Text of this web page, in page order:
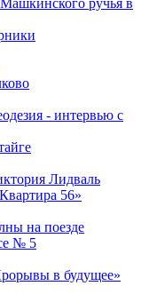
- интервью с
Лидваль
56»
на поезде
№ 5
в будущее»